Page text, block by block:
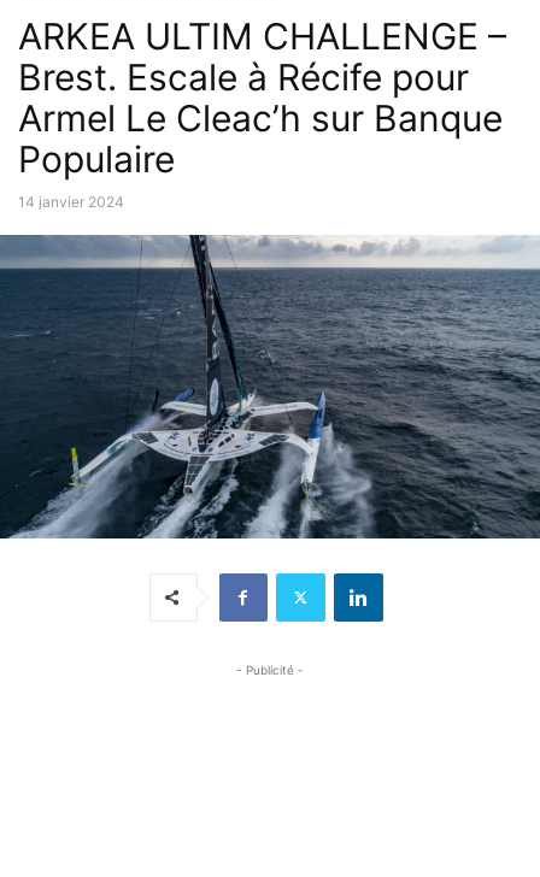
ARKEA ULTIM CHALLENGE –
Brest. Escale à Récife pour
Armel Le Cleac’h sur Banque
Populaire
14 janvier 2024
- Publicité -